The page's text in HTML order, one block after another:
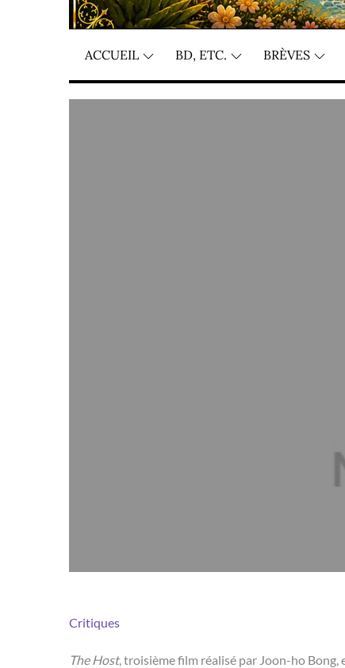
ACCUEIL BD, ETC. BRÈVES
Critiques
The Host, troisième film réalisé par Joon-ho